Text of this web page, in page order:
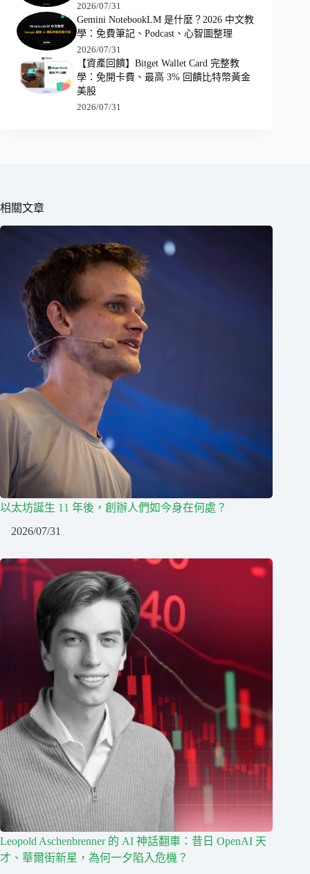
2026/07/31
Gemini NotebookLM 是什麼？2026 中文教
學：免費筆記、Podcast、心智圖整理
2026/07/31
【資產回饋】Bitget Wallet Card 完整教
學：免開卡費、最高 3% 回饋比特幣黃金
美股
2026/07/31
相關文章
以太坊誕生 11 年後，創辦人們如今身在何處？
2026/07/31
Leopold Aschenbrenner 的 AI 神話翻車：昔日 OpenAI 天
才、華爾街新星，為何一夕陷入危機？